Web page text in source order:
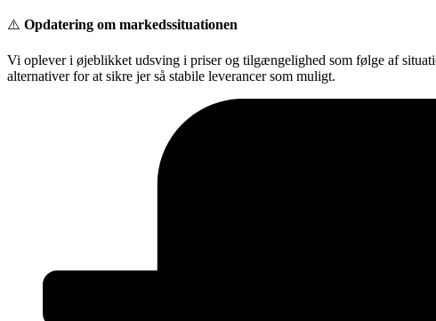
Videre
indhold
⚠️ Opdatering om markedssituationen
Vi oplever i øjeblikket udsving i priser og tilgængelighed som følge af
alternativer for at sikre jer så stabile leverancer som muligt.